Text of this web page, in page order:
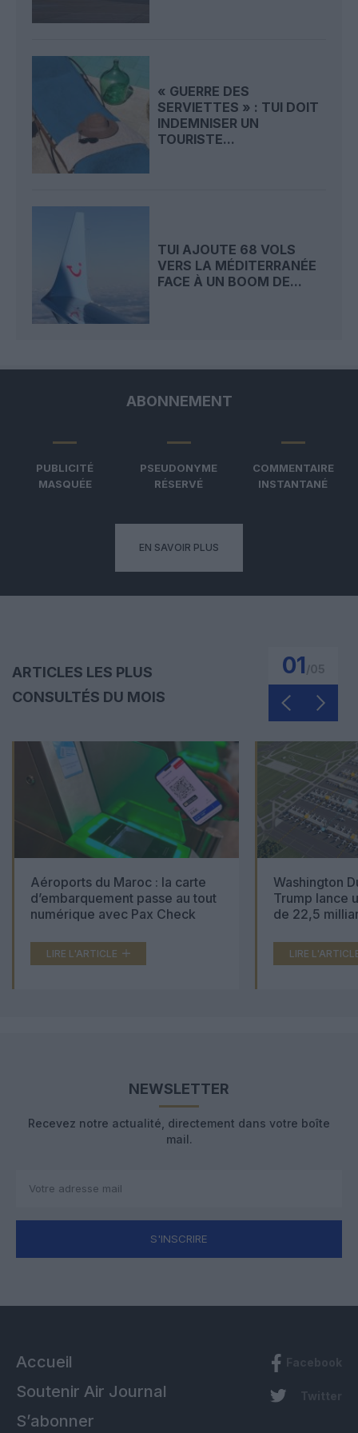
« GUERRE DES
SERVIETTES » : TUI DOIT
INDEMNISER UN
TOURISTE...
TUI AJOUTE 68 VOLS
VERS LA MÉDITERRANÉE
FACE À UN BOOM DE...
ABONNEMENT
PUBLICITÉ
MASQUÉE
PSEUDONYME
RÉSERVÉ
COMMENTAIRE
INSTANTANÉ
EN SAVOIR PLUS
ARTICLES LES PLUS
CONSULTÉS DU MOIS
01
Aéroports du Maroc : la carte
d’embarquement passe au tout
numérique avec Pax Check
LIRE L'ARTICLE
Washington
Trump lance
de 22,5
LIRE
NEWSLETTER
Recevez notre actualité, directement dans votre boîte
mail.
S'INSCRIRE
Accueil
Soutenir Air Journal
S’abonner